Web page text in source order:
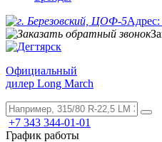
Официальный
дилер Long March
+7 343 344-01-01
График работы